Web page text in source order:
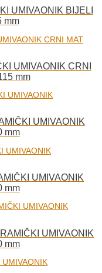
UMIVAONIK BIJELI
mm
UMIVAONIK CRNI
mm
UMIVAONIK
mm
UMIVAONIK
mm
UMIVAONIK
mm